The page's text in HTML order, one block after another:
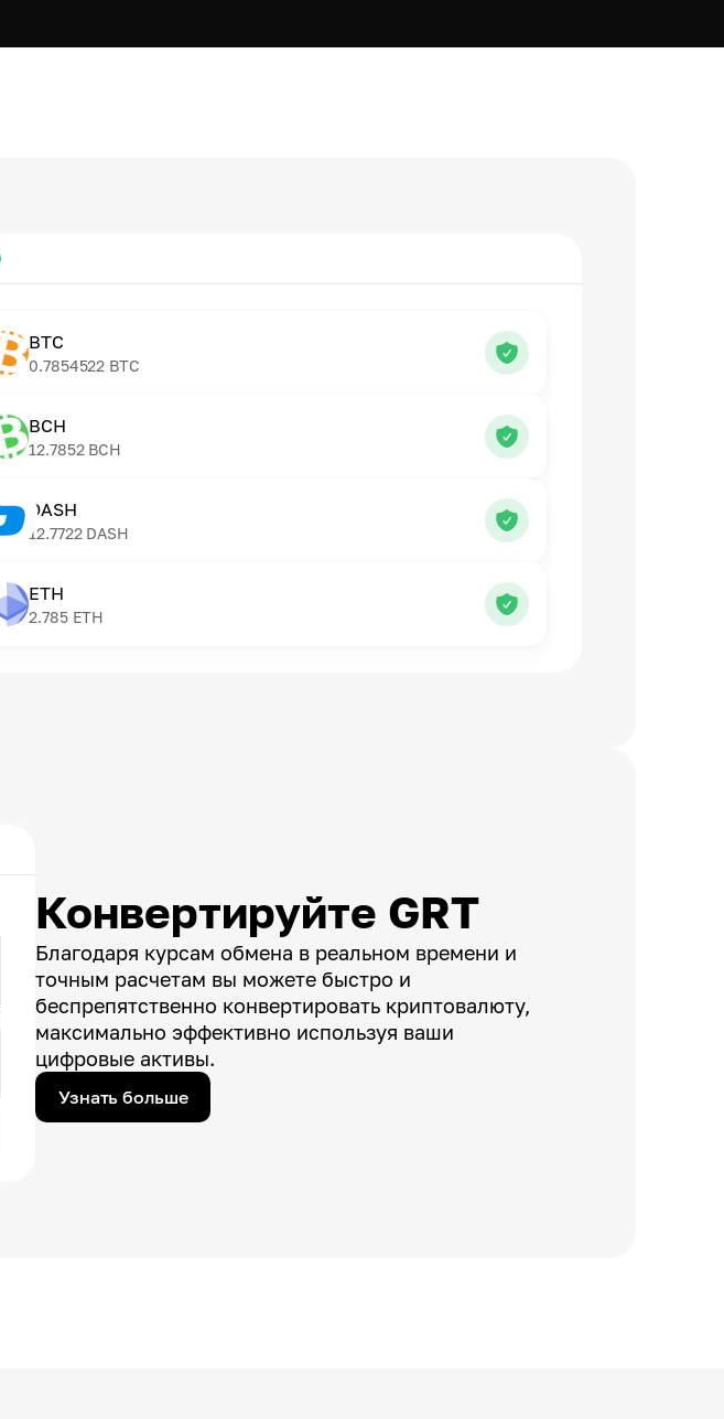
BTC
0.7854522 BTC
BCH
12.7852 BCH
DASH
12.7722 DASH
ETH
2.785 ETH
Конвертируйте GRT
Благодаря курсам обмена в реальном времени и
точным расчетам вы можете быстро и
беспрепятственно конвертировать криптовалюту,
максимально эффективно используя ваши
цифровые активы.
Узнать больше